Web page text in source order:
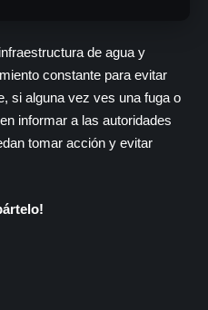
de agua y
constante para evitar
si alguna vez ves una fuga o
informar a las autoridades
tomar acción y evitar